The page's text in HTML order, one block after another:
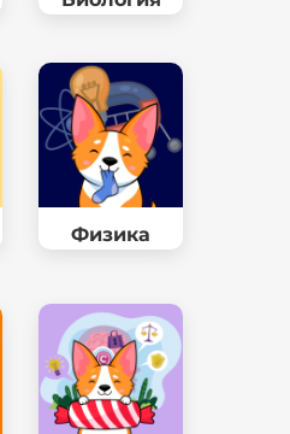
Биология
Физика